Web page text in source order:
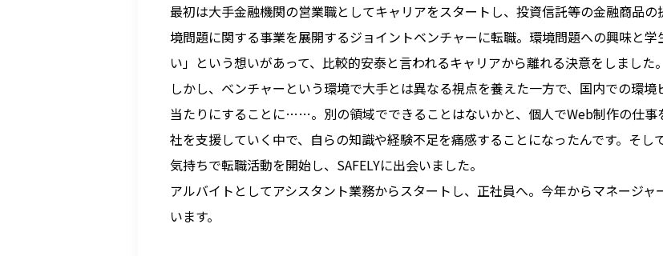
最初は大手金融機関の営業職としてキャリアをスタートし、投資信託等の金融商品
境問題に関する事業を展開するジョイントベンチャーに転職。環境問題への興味と
い」という想いがあって、比較的安泰と言われるキャリアから離れる決意をしました。
しかし、ベンチャーという環境で大手とは異なる視点を養えた一方で、国内での環
当たりにすることに……。別の領域でできることはないかと、個人でWeb制作の仕
社を支援していく中で、自らの知識や経験不足を痛感することになったんです。そし
気持ちで転職活動を開始し、SAFELYに出会いました。
アルバイトとしてアシスタント業務からスタートし、正社員へ。今年からマネージ
います。